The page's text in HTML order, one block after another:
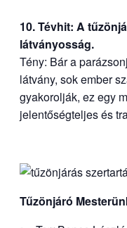
10. Tévhit: A
látványosság.
Tény: Bár a
látvány, sok ember
gyakorolják, ez egy
jelentőségteljes és
Tűzönjáró